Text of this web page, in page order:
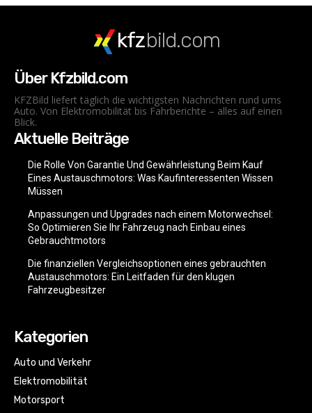
kfzbild.com
Über Kfzbild.com
KFZBild liefert täglich die wichtigsten Nachrichten rund ums
Auto. Von Elektromobilität bis Fahrberichte – alles auf einen
Blick.
Aktuelle Beiträge
Die Rolle Von Garantie Und Gewährleistung Beim Kauf
Eines Austauschmotors: Was Kaufinteressenten Wissen
Müssen
Anpassungen und Upgrades nach einem Motorwechsel:
So Optimieren Sie Ihr Fahrzeug nach Einbau eines
Gebrauchtmotors
Die finanziellen Vergleichsoptionen eines gebrauchten
Austauschmotors: Ein Leitfaden für den klugen
Fahrzeugbesitzer
Kategorien
Auto und Verkehr
Elektromobilität
Motorsport